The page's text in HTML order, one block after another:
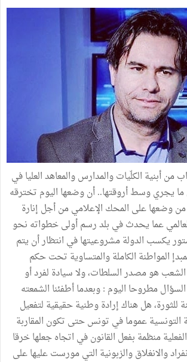
من أبنية الكلّيات والمدارس والمعاهد العليا في
يجري وسط أروقتها.. أن وضعها اليوم تخترقه
من وضعها على المحك الإعلامي من أجل إنارة
عما يحدث في بلد رسم أولى خطواته نحو
يكسب الدولة مشروعيتها في انتظار أن يتم
المواطنة الكاملة والمتساوية تحت حكم
الشعب هو مصدر السلطات، ولا سيادة لفرد أو
مطروحا اليوم : وبعدما أطفئنا الشمعته
للثورة، هل هناك إرادة وطنية حقيقية لتفعيل
التونسية عموما في تونس حتى تكون المقاربة
منظمة بفعل القانون في اتجاه جعلها خرقا
والانغلاق والزبونية التي مورست عليها على